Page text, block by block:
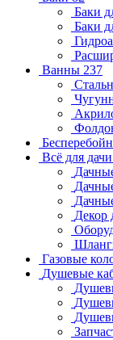
Баки
Баки
Ванны 237
Всё для дачи
Декор
Газовые
Душевые